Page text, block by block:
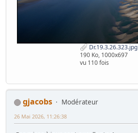
Dr.19.3.26.323.jpg
190 Ko, 1000x697
vu 110 fois
gjacobs
Modérateur
26 Mai 2026, 11:26:38